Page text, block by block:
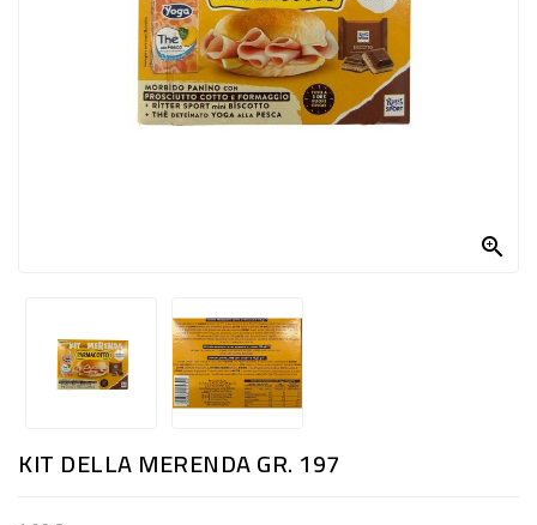
INFANZIA
PASTA,
E
FARINA

KIT DELLA MERENDA GR. 197